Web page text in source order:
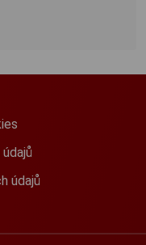
údajů